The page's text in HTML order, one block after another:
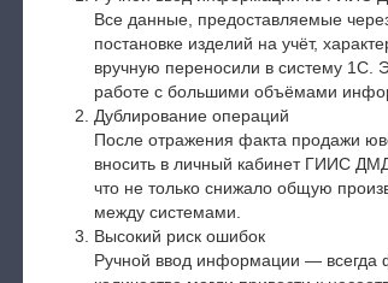
Все данные, предоставляемые
постановке изделий на учёт,
вручную переносили в систему 1С.
работе с большими объёмами
Дублирование операций
После отражения факта продажи
вносить в личный кабинет ГИИС
что не только снижало общую
между системами.
Высокий риск ошибок
Ручной ввод информации — всегда